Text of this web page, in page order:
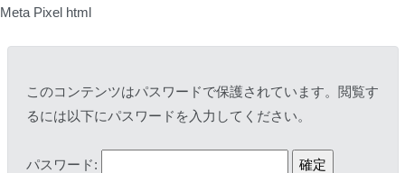
Meta Pixel html
このコンテンツはパスワードで保護されています。閲覧す
るには以下にパスワードを入力してください。
パスワード: